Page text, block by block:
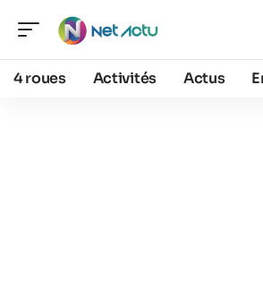
4 roues Activités Actus